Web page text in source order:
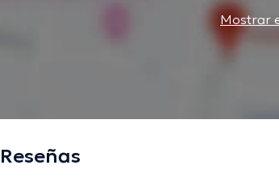
Mostrar
Reseñas